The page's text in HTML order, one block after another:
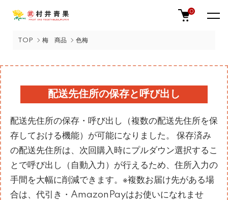
0
TOP 梅 商品 色梅
配送先住所の保存と呼び出し
配送先住所の保存・呼び出し（複数の配送先住所を保
存しておける機能）が可能になりました。 保存済み
の配送先住所は、次回購入時にプルダウン選択するこ
とで呼び出し（自動入力）が行えるため、住所入力の
手間を大幅に削減できます。※複数お届け先がある場
合は、代引き・AmazonPayはお使いになれませ